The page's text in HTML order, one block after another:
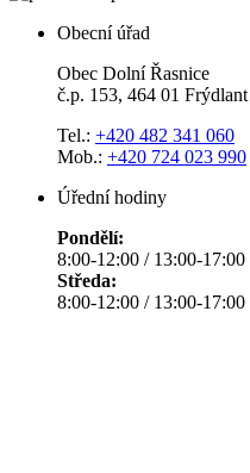
Obecní úřad
Obec Dolní Řasnice
č.p. 153, 464 01 Frýdlant
Tel.: +420 482 341 060
Mob.: +420 724 023 990
Úřední hodiny
Pondělí:
8:00-12:00 / 13:00-17:00
Středa:
8:00-12:00 / 13:00-17:00